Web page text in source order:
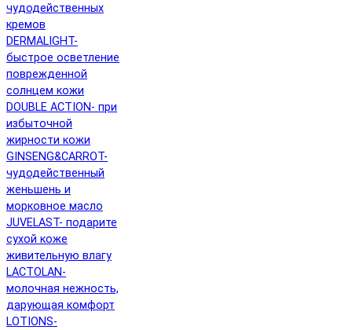
чудодейственных
кремов
DERMALIGHT-
быстрое осветление
поврежденной
солнцем кожи
DOUBLE ACTION- при
избыточной
жирности кожи
GINSENG&CARROT-
чудодейственный
женьшень и
морковное масло
JUVELAST- подарите
сухой коже
живительную влагу
LACTOLAN-
молочная нежность,
дарующая комфорт
LOTIONS-